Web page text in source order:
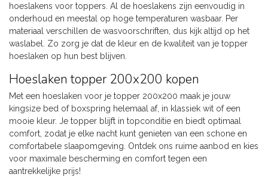
hoeslakens voor toppers. Al de hoeslakens zijn eenvoudig in
onderhoud en meestal op hoge temperaturen wasbaar. Per
materiaal verschillen de wasvoorschriften, dus kijk altijd op het
waslabel. Zo zorg je dat de kleur en de kwaliteit van je topper
hoeslaken op hun best blijven.
Hoeslaken topper 200x200 kopen
Met een hoeslaken voor je topper 200x200 maak je jouw
kingsize bed of boxspring helemaal af, in klassiek wit of een
mooie kleur. Je topper blijft in topconditie en biedt optimaal
comfort, zodat je elke nacht kunt genieten van een schone en
comfortabele slaapomgeving. Ontdek ons ruime aanbod en kies
voor maximale bescherming en comfort tegen een
aantrekkelijke prijs!